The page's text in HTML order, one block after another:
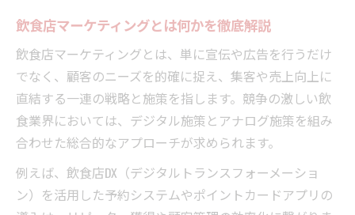
飲食店マーケティングとは何かを徹底解説
飲食店マーケティングとは、単に宣伝や広告を行うだけ
でなく、顧客のニーズを的確に捉え、集客や売上向上に
直結する一連の戦略と施策を指します。競争の激しい飲
食業界においては、デジタル施策とアナログ施策を組み
合わせた総合的なアプローチが求められます。
例えば、飲食店DX（デジタルトランスフォーメーショ
ン）を活用した予約システムやポイントカードアプリの